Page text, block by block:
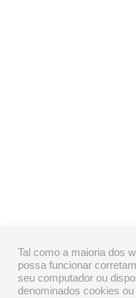
Tal como a maioria dos
possa funcionar
seu computador ou
denominados cookies